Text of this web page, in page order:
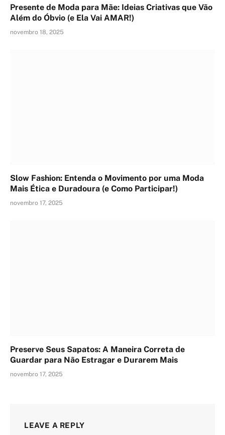
Presente de Moda para Mãe: Ideias Criativas que Vão
Além do Óbvio (e Ela Vai AMAR!)
novembro 18, 2025
Slow Fashion: Entenda o Movimento por uma Moda
Mais Ética e Duradoura (e Como Participar!)
novembro 17, 2025
Preserve Seus Sapatos: A Maneira Correta de
Guardar para Não Estragar e Durarem Mais
novembro 17, 2025
LEAVE A REPLY